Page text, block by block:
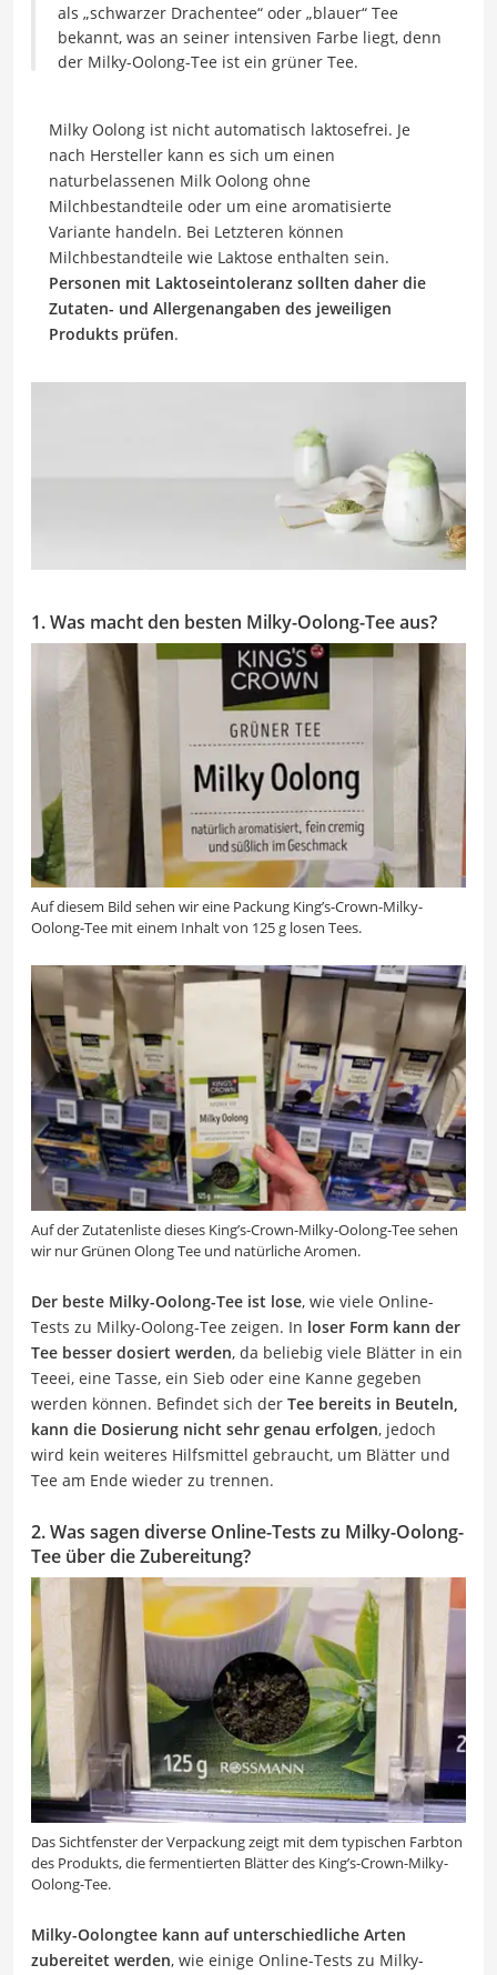
als „schwarzer Drachentee“ oder „blauer“ Tee
bekannt, was an seiner intensiven Farbe liegt, denn
der Milky-Oolong-Tee ist ein grüner Tee.
Milky Oolong ist nicht automatisch laktosefrei. Je
nach Hersteller kann es sich um einen
naturbelassenen Milk Oolong ohne
Milchbestandteile oder um eine aromatisierte
Variante handeln. Bei Letzteren können
Milchbestandteile wie Laktose enthalten sein.
Personen mit Laktoseintoleranz sollten daher die
Zutaten- und Allergenangaben des jeweiligen
Produkts prüfen.
1. Was macht den besten Milky-Oolong-Tee aus?
Auf diesem Bild sehen wir eine Packung King’s-Crown-Milky-
Oolong-Tee mit einem Inhalt von 125 g losen Tees.
Auf der Zutatenliste dieses King’s-Crown-Milky-Oolong-Tee sehen
wir nur Grünen Olong Tee und natürliche Aromen.
Der beste Milky-Oolong-Tee ist lose, wie viele Online-
Tests zu Milky-Oolong-Tee zeigen. In loser Form kann der
Tee besser dosiert werden, da beliebig viele Blätter in ein
Teeei, eine Tasse, ein Sieb oder eine Kanne gegeben
werden können. Befindet sich der Tee bereits in Beuteln,
kann die Dosierung nicht sehr genau erfolgen, jedoch
wird kein weiteres Hilfsmittel gebraucht, um Blätter und
Tee am Ende wieder zu trennen.
2. Was sagen diverse Online-Tests zu Milky-Oolong-
Tee über die Zubereitung?
Das Sichtfenster der Verpackung zeigt mit dem typischen Farbton
des Produkts, die fermentierten Blätter des King’s-Crown-Milky-
Oolong-Tee.
Milky-Oolongtee kann auf unterschiedliche Arten
zubereitet werden, wie einige Online-Tests zu Milky-